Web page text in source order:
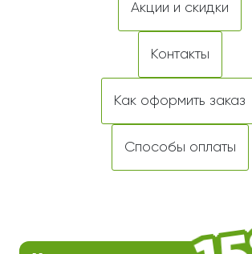
Акции и скидки
Контакты
Как оформить заказ
Способы оплаты